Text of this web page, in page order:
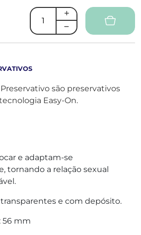
são preservativos
Easy-On.
e adaptam-se
tornando a relação sexual
e com depósito.
56 mm